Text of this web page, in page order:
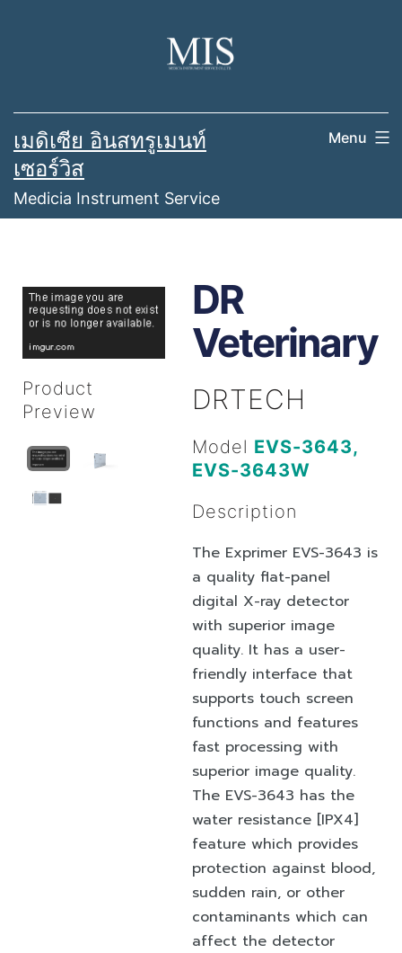
เมดิเซีย อินสทรูเมนท์
เซอร์วิส
Medicia Instrument Service
Menu
Product
Preview
DR
Veterinary
DRTECH
Model EVS-3643,
EVS-3643W
Description
The Exprimer EVS-3643 is
a quality flat-panel
digital X-ray detector
with superior image
quality. It has a user-
friendly interface that
supports touch screen
functions and features
fast processing with
superior image quality.
The EVS-3643 has the
water resistance [IPX4]
feature which provides
protection against blood,
sudden rain, or other
contaminants which can
affect the detector